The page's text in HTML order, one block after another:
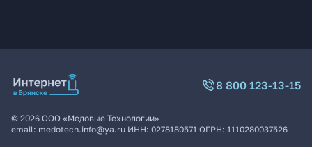
8 800 123-13-15
© 2026 ООО «Медовые Технологии»
email: medotech.info@ya.ru ИНН: 0278180571 ОГРН: 1110280037526